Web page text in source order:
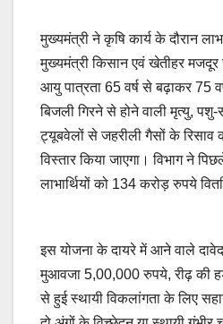
मुख्यमंत्री ने कृषि कार्य के दौरान
मुख्यमंत्री किसान एवं खेतीहर मजदूर
आयु पात्रता 65 वर्ष से बढ़ाकर 75
बिजली गिरने से होने वाली मृत्यु,
ट्यूबवेलों से जहरीली गैसों के रिसाव
विस्तार किया जाएगा। विभाग ने
लाभार्थियों को 134 करोड़ रुपये
इस योजना के दायरे में आने वाले
मुआवजा 5,00,000 रुपये, रीढ़ की
से हुई स्थायी विकलांगता के लिए